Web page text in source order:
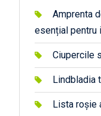
Amprenta
esențial pentru
Ciupercile
Lindbladia
Lista roșie